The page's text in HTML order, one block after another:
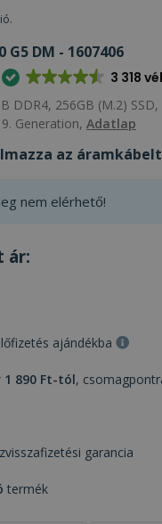
G5 DM - 1607406
3 318
DDR4, 256GB (M.2)
Generation, Adatlap
az
nem elérhető!
ár:
ajándékba
890 Ft-tól,
garancia
termék